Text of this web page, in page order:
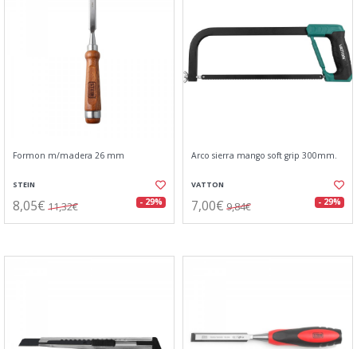
Formon m/madera 26 mm
STEIN
8,05€ 11,32€ - 29%
Arco sierra mango soft grip 300mm.
VATTON
7,00€ 9,84€ - 29%